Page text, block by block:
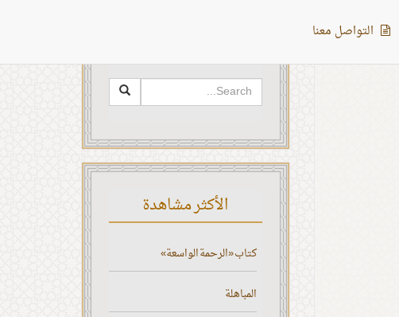
التواصل معنا
الأكثر مشاهدة
كتاب «الرحمة الواسعة»
المباهلة